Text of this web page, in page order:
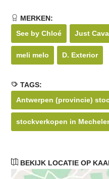
MERKEN:
See by Chloé
Just
meli melo D. Exterior
TAGS:
Antwerpen (provincie)
stockverkopen in
BEKIJK LOCATIE OP